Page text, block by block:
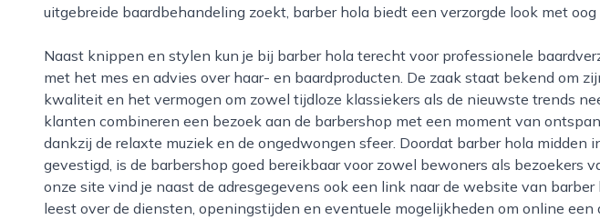
uitgebreide baardbehandeling zoekt, barber hola biedt een verzorgde look met oog
Naast knippen en stylen kun je bij barber hola terecht voor professionele baardverzorging, contouren
met het mes en advies over haar- en baardproducten. De zaak staat bekend om
kwaliteit en het vermogen om zowel tijdloze klassiekers als de nieuwste trends
klanten combineren een bezoek aan de barbershop met een moment van
dankzij de relaxte muziek en de ongedwongen sfeer. Doordat barber hola midden
gevestigd, is de barbershop goed bereikbaar voor zowel bewoners als bezoekers
onze site vind je naast de adresgegevens ook een link naar de website van barber
leest over de diensten, openingstijden en eventuele mogelijkheden om online een